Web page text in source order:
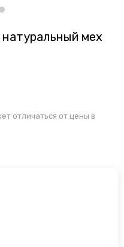
мех
отличаться от цены в